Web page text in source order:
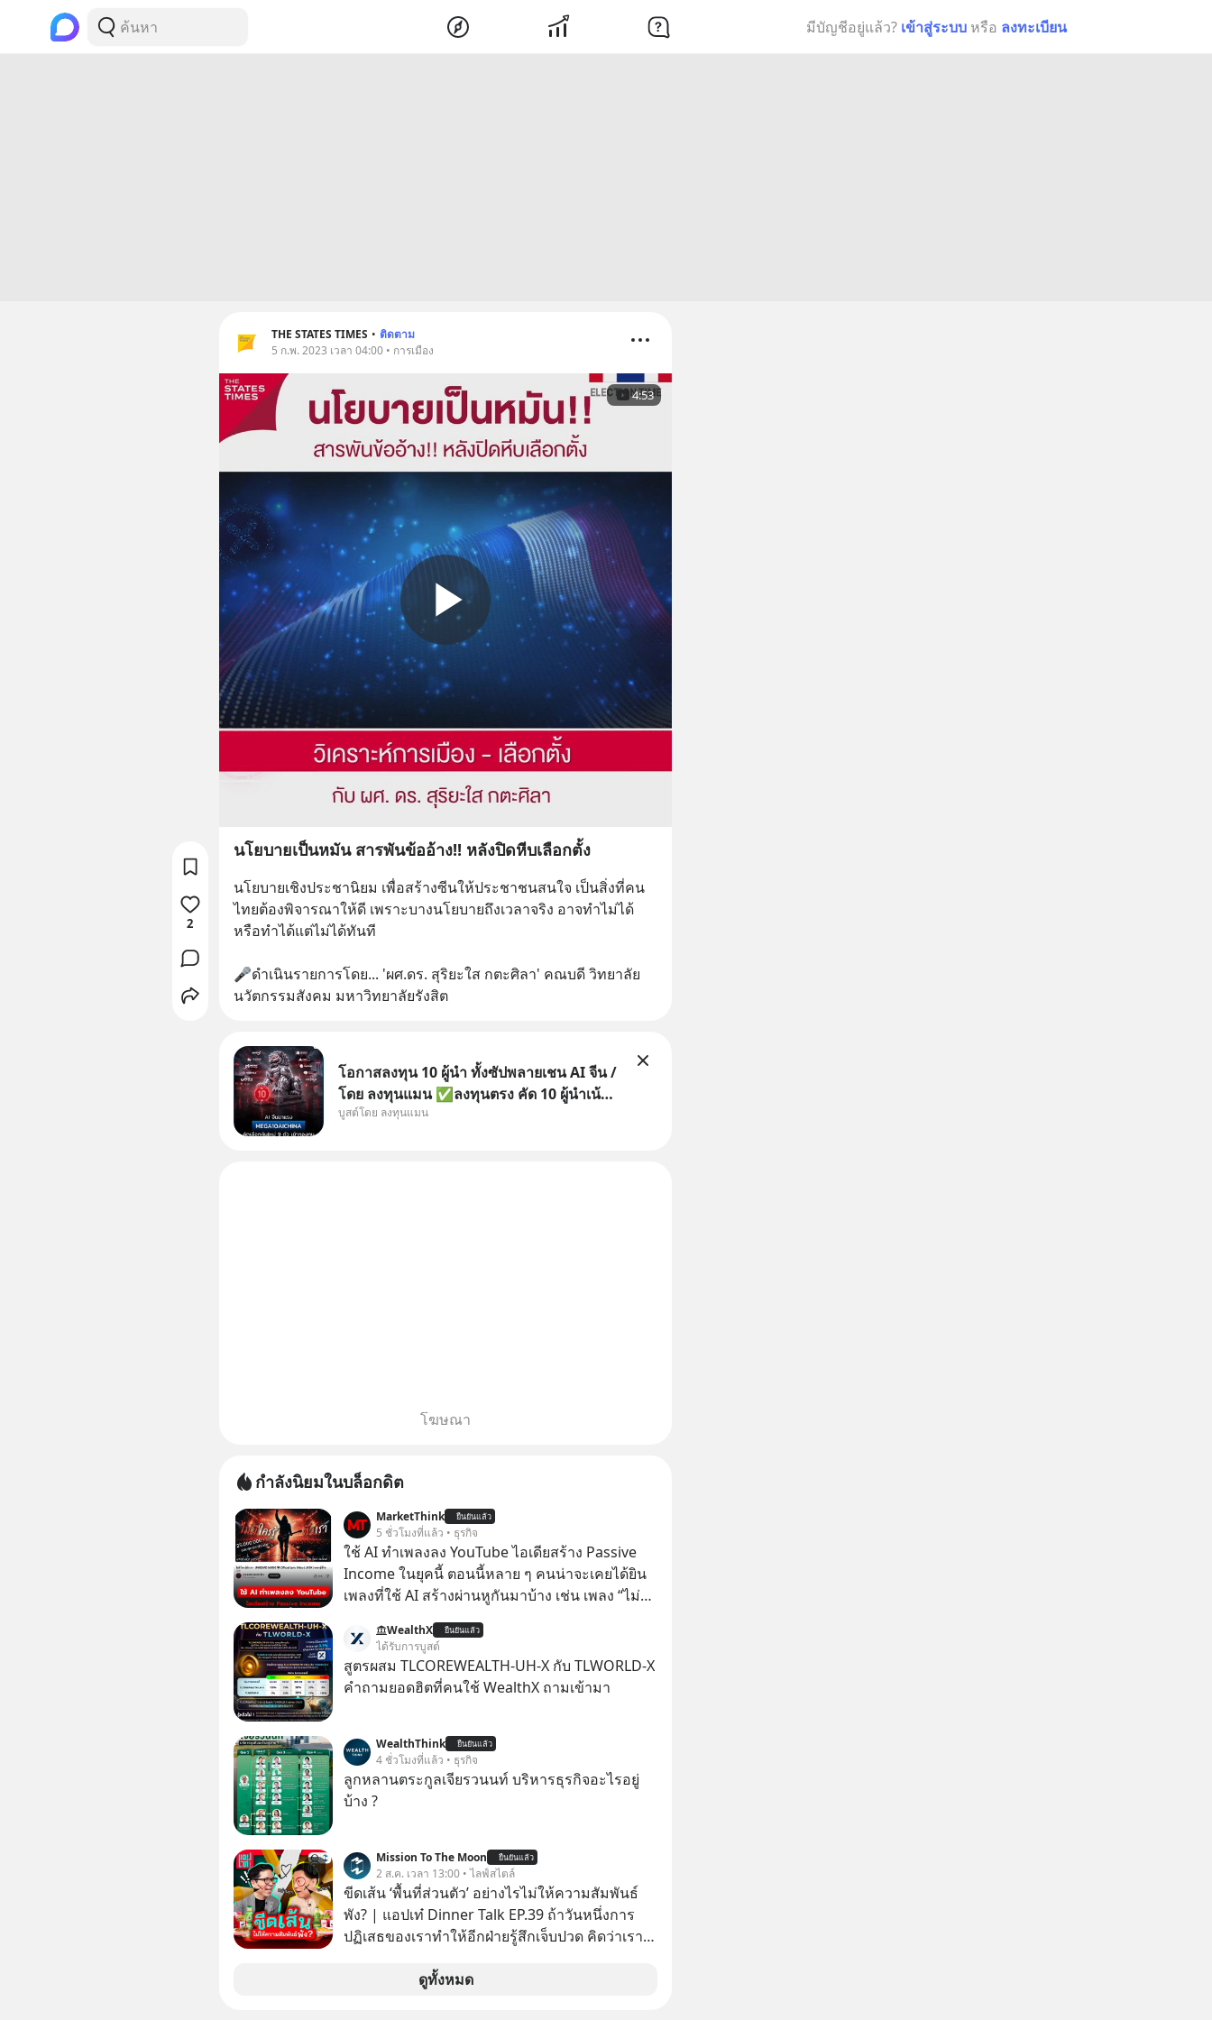
มีบัญชีอยู่แล้ว? เข้าสู่ระบบ หรือ ลงทะเบียน
THE STATES TIMES • ติดตาม
5 ก.พ. 2023 เวลา 04:00 • การเมือง
4:53
นโยบายเป็นหมัน สารพันข้ออ้าง!! หลังปิดหีบเลือกตั้ง
นโยบายเชิงประชานิยม เพื่อสร้างซีนให้ประชาชนสนใจ เป็นสิ่งที่คน
ไทยต้องพิจารณาให้ดี เพราะบางนโยบายถึงเวลาจริง อาจทำไม่ได้
หรือทำได้แต่ไม่ได้ทันที
🎤ดำเนินรายการโดย... 'ผศ.ดร. สุริยะใส กตะศิลา' คณบดี วิทยาลัย
นวัตกรรมสังคม มหาวิทยาลัยรังสิต
2
โอกาสลงทุน 10 ผู้นำ ทั้งซัปพลายเชน AI จีน /
โดย ลงทุนแมน ✅ลงทุนตรง คัด 10 ผู้นำเน้น
ๆ ในธีม AI จีน ✅คัดเลือกหุ้นใหม่ 9 ตัว เข้า
บูสต์โดย ลงทุนแมน
โฆษณา
กำลังนิยมในบล็อกดิต
MarketThink ยืนยันแล้ว
5 ชั่วโมงที่แล้ว • ธุรกิจ
ใช้ AI ทำเพลงลง YouTube ไอเดียสร้าง Passive
Income ในยุคนี้ ตอนนี้หลาย ๆ คนน่าจะเคยได้ยิน
เพลงที่ใช้ AI สร้างผ่านหูกันมาบ้าง เช่น เพลง “ไม่มี
ตอนนี้มียอดรับชมกว่า 26 ล้านครั้งแล้ว
WealthX ยืนยันแล้ว
ได้รับการบูสต์
สูตรผสม TLCOREWEALTH-UH-X กับ TLWORLD-X
คำถามยอดฮิตที่คนใช้ WealthX ถามเข้ามา
WealthThink ยืนยันแล้ว
4 ชั่วโมงที่แล้ว • ธุรกิจ
ลูกหลานตระกูลเจียรวนนท์ บริหารธุรกิจอะไรอยู่
บ้าง ?
Mission To The Moon ยืนยันแล้ว
2 ส.ค. เวลา 13:00 • ไลฟ์สไตล์
ขีดเส้น ‘พื้นที่ส่วนตัว’ อย่างไรไม่ให้ความสัมพันธ์
พัง? | แอปเท๋ Dinner Talk EP.39 ถ้าวันหนึ่งการ
ปฏิเสธของเราทำให้อีกฝ่ายรู้สึกเจ็บปวด คิดว่าเรา
ไม่เคยปฏิเสธใครอย่างนี้มาก่อน แต่พอตั้งใจจะ
ดูทั้งหมด